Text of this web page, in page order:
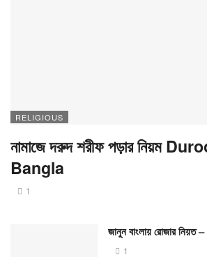
RELIGIOUS
নামাজে দরুদ শরীফ পড়ার নিয়ম
Bangla
1
জানুন বাংলায় রোজার
1